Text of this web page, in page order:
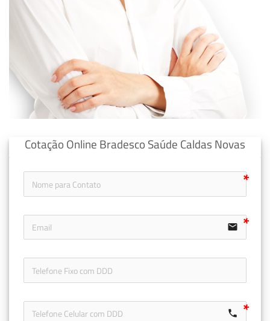
Cotação Online Bradesco Saúde Caldas Novas
email
call